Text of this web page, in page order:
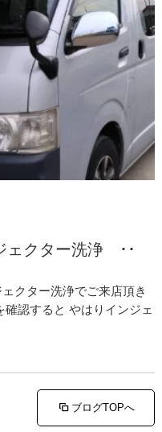
ェクター洗浄 ･･
クター洗浄でご来店頂き
認すると やはりインジェ
ブログTOPへ